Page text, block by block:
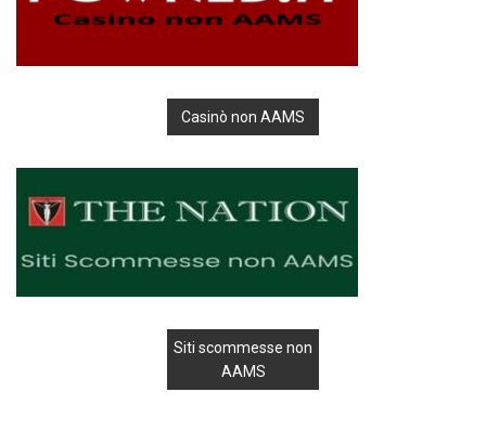
Casinò non AAMS
Siti scommesse non
AAMS